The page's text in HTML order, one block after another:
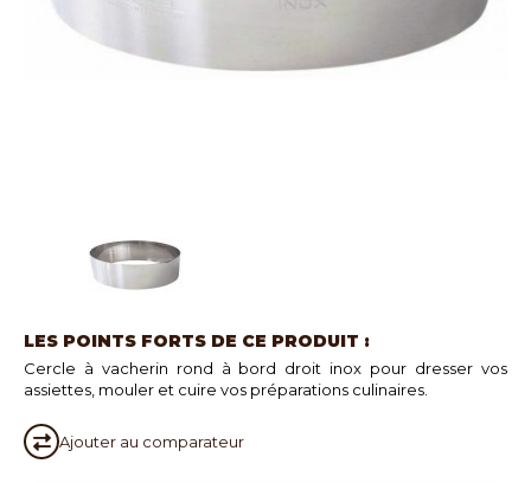
LES POINTS FORTS DE CE PRODUIT :
Cercle à vacherin rond à bord droit inox pour dresser vos
assiettes, mouler et cuire vos préparations culinaires.
Ajouter au comparateur